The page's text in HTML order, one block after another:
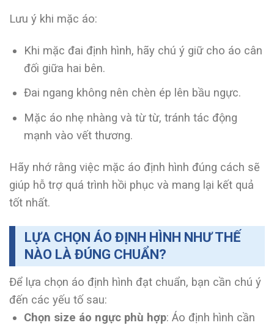
Lưu ý khi mặc áo:
Khi mặc đai định hình, hãy chú ý giữ cho áo cân
đối giữa hai bên.
Đai ngang không nên chèn ép lên bầu ngực.
Mặc áo nhẹ nhàng và từ từ, tránh tác động
mạnh vào vết thương.
Hãy nhớ rằng việc mặc áo định hình đúng cách sẽ
giúp hỗ trợ quá trình hồi phục và mang lại kết quả
tốt nhất.
LỰA CHỌN ÁO ĐỊNH HÌNH NHƯ THẾ
NÀO LÀ ĐÚNG CHUẨN?
Để lựa chọn áo định hình đạt chuẩn, bạn cần chú ý
đến các yếu tố sau:
Chọn size áo ngực phù hợp: Áo định hình cần